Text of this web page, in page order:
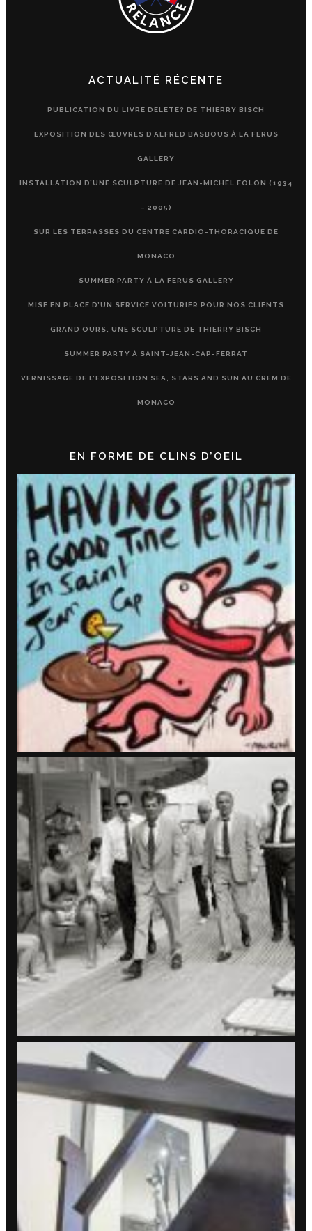
ACTUALITÉ RÉCENTE
PUBLICATION DU LIVRE DELETE? DE THIERRY BISCH
EXPOSITION DES ŒUVRES D’ALFRED BASBOUS À LA FERUS
GALLERY
INSTALLATION D’UNE SCULPTURE DE JEAN-MICHEL FOLON (1934
– 2005)
SUR LES TERRASSES DU CENTRE CARDIO-THORACIQUE DE
MONACO
SUMMER PARTY À LA FERUS GALLERY
MISE EN PLACE D’UN SERVICE VOITURIER POUR NOS CLIENTS
GRAND OURS, UNE SCULPTURE DE THIERRY BISCH
SUMMER PARTY À SAINT-JEAN-CAP-FERRAT
VERNISSAGE DE L’EXPOSITION SEA, STARS AND SUN AU CREM DE
MONACO
EN FORME DE CLINS D’OEIL